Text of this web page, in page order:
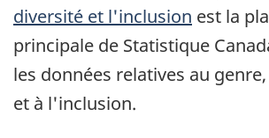
diversité et l'inclusion est la
principale de Statistique
les données relatives au
et à l'inclusion.